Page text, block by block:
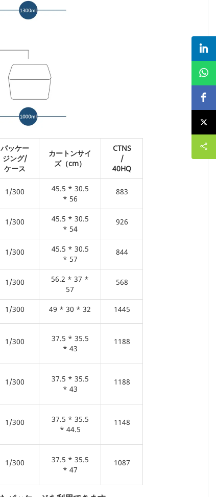
パッケー
ジング/
ケース
カートンサイ
ズ（cm）
CTNS
/
40HQ
1/300
45.5 * 30.5
* 56
883
1/300
45.5 * 30.5
* 54
926
1/300
45.5 * 30.5
* 57
844
1/300
56.2 * 37 *
57
568
1/300 49 * 30 * 32 1445
1/300
37.5 * 35.5
* 43
1188
1/300
37.5 * 35.5
* 43
1188
1/300
37.5 * 35.5
* 44.5
1148
1/300
37.5 * 35.5
* 47
1087